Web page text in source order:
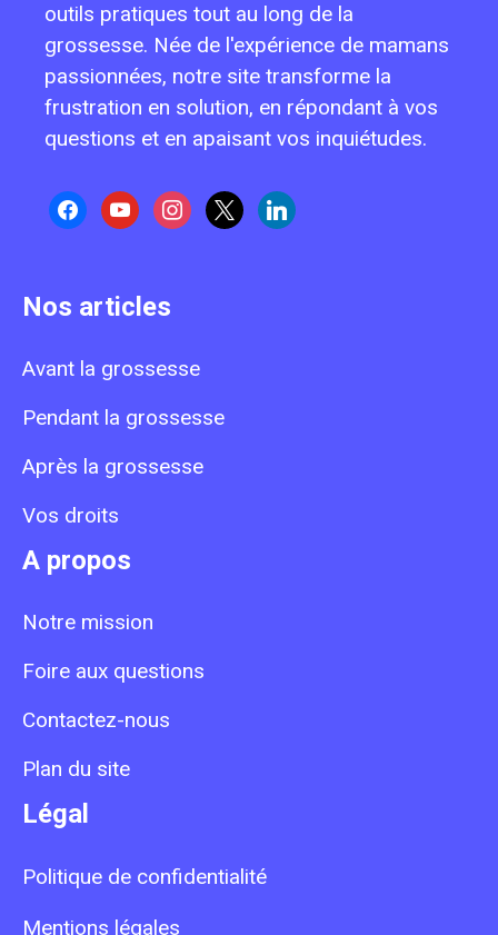
outils pratiques tout au long de la
grossesse. Née de l'expérience de mamans
passionnées, notre site transforme la
frustration en solution, en répondant à vos
questions et en apaisant vos inquiétudes.
facebookyoutubeinstagram
x linkedin
Nos articles
Avant la grossesse
Pendant la grossesse
Après la grossesse
Vos droits
A propos
Notre mission
Foire aux questions
Contactez-nous
Plan du site
Légal
Politique de confidentialité
Mentions légales